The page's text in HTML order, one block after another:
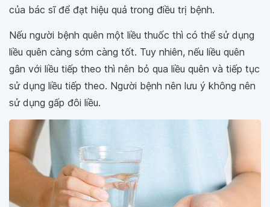
của bác sĩ để đạt hiệu quả trong điều trị bệnh.
Nếu người bệnh quên một liều thuốc thì có thể sử dụng
liều quên càng sớm càng tốt. Tuy nhiên, nếu liều quên
gân với liều tiếp theo thì nên bỏ qua liều quên và tiếp tục
sử dụng liều tiếp theo. Người bệnh nên lưu ý không nên
sử dụng gấp đôi liều.